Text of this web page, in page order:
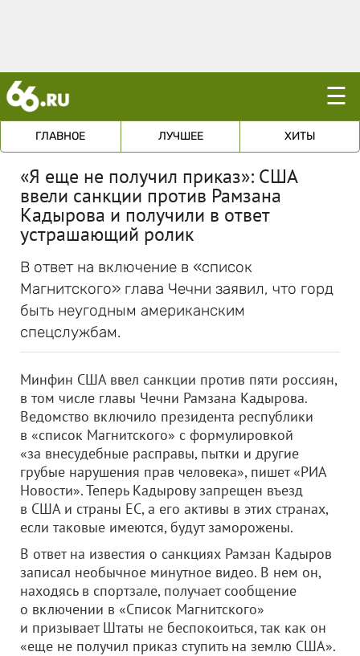
☰
ГЛАВНОЕ ЛУЧШЕЕ ХИТЫ
«Я еще не получил приказ»: США
ввели санкции против Рамзана
Кадырова и получили в ответ
устрашающий ролик
В ответ на включение в «список
Магнитского» глава Чечни заявил, что горд
быть неугодным американским
спецслужбам.
Минфин США ввел санкции против пяти россиян,
в том числе главы Чечни Рамзана Кадырова.
Ведомство включило президента республики
в «список Магнитского» с формулировкой
«за внесудебные расправы, пытки и другие
грубые нарушения прав человека», пишет «РИА
Новости». Теперь Кадырову запрещен въезд
в США и страны ЕС, а его активы в этих странах,
если таковые имеются, будут заморожены.
В ответ на известия о санкциях Рамзан Кадыров
записал необычное минутное видео. В нем он,
находясь в спортзале, получает сообщение
о включении в «Список Магнитского»
и призывает Штаты не беспокоиться, так как он
«еще не получил приказ ступить на землю США».